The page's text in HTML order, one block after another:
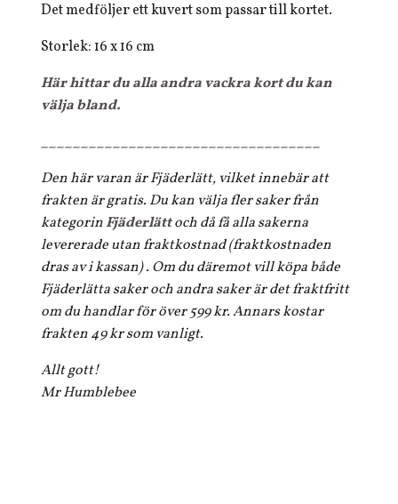
Det medföljer ett kuvert som passar till kortet.
Storlek: 16 x 16 cm
Här hittar du alla andra vackra kort du kan
välja bland.
___________________________________
Den här varan är Fjäderlätt, vilket innebär att
frakten är gratis. Du kan välja fler saker från
kategorinFjäderlättoch då få alla sakerna
levererade utan fraktkostnad (fraktkostnaden
dras av i kassan) . Om du däremot vill köpa både
Fjäderlätta saker och andra saker är det fraktfritt
om du handlar för över 599 kr. Annars kostar
frakten 49 kr som vanligt.
Allt gott!
Mr Humblebee